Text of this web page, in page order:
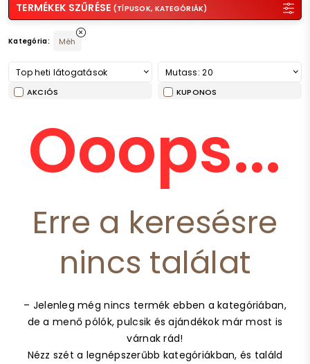
TERMÉKEK SZŰRÉSE (TÍPUSOK, KATEGÓRIÁK)
Kategória: Méh
Top heti látogatások Mutass: 20
AKCIÓS KUPONOS
Ooops...
Erre a keresésre
nincs találat
– Jelenleg még nincs termék ebben a kategóriában,
de a menő pólók, pulcsik és ajándékok már most is
várnak rád!
Nézz szét a legnépszerűbb kategóriákban, és találd